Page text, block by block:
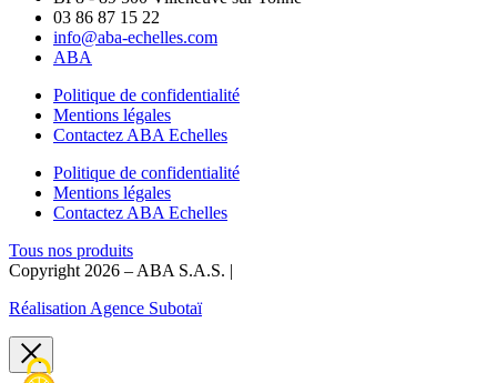
03 86 87 15 22
info@aba-echelles.com
ABA
Politique de confidentialité
Mentions légales
Contactez ABA Echelles
Politique de confidentialité
Mentions légales
Contactez ABA Echelles
Tous nos produits
Copyright 2026 – ABA S.A.S. |
Réalisation Agence Subotaï